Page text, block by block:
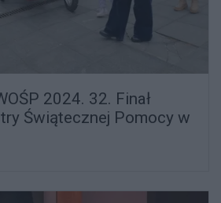
2024. 32. Finał
Świątecznej Pomocy w